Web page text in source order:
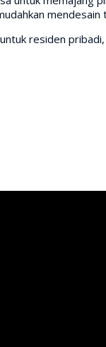
mendesain
residen